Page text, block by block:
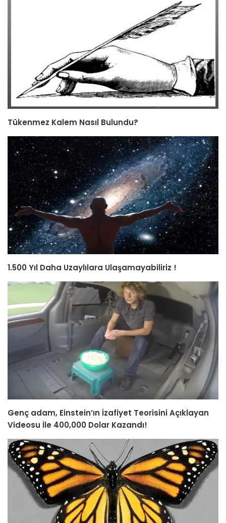
Tükenmez Kalem Nasıl Bulundu?
1.500 Yıl Daha Uzaylılara Ulaşamayabiliriz !
Genç adam, Einstein’ın İzafiyet Teorisini Açıklayan
Videosu İle 400,000 Dolar Kazandı!